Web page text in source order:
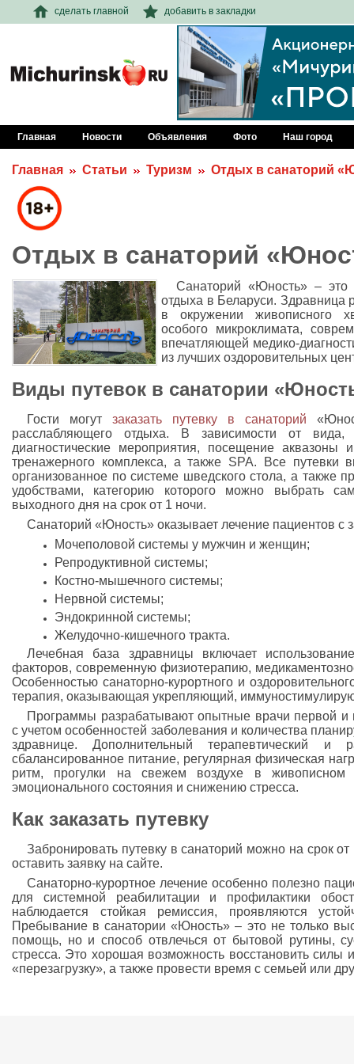
сделать главной добавить в закладки
Главная Новости Объявления Фото Наш город
Главная Статьи Туризм Отдых в санаторий
Отдых в санаторий
Санаторий «Юность» – это
отдыха в Беларуси. Здравница
в окружении живописного
особого микроклимата,
впечатляющей медико-
из лучших оздоровительных
Виды путевок в санатории
Гости могутзаказать путевку в санаторий
расслабляющего отдыха. В зависимости от вида,
диагностические мероприятия, посещение аквазоны
тренажерного комплекса, а также SPA. Все путевки
организованное по системе шведского стола, а также
удобствами, категорию которого можно выбрать
выходного дня на срок от 1 ночи.
Санаторий «Юность» оказывает лечение пациентов с
Мочеполовой системы у мужчин и женщин;
Репродуктивной системы;
Костно-мышечного системы;
Нервной системы;
Эндокринной системы;
Желудочно-кишечного тракта.
Лечебная база здравницы включает
факторов, современную физиотерапию,
Особенностью санаторно-курортного и
терапия, оказывающая укрепляющий,
Программы разрабатывают опытные врачи первой и
с учетом особенностей заболевания и количества
здравнице. Дополнительный терапевтический и
сбалансированное питание, регулярная физическая
ритм, прогулки на свежем воздухе в живописном
эмоционального состояния и снижению стресса.
Как заказать путевку
Забронировать путевку в санаторий можно на срок
оставить заявку на сайте.
Санаторно-курортное лечение особенно полезно
для системной реабилитации и профилактики
наблюдается стойкая ремиссия, проявляются
Пребывание в санатории «Юность» – это не только
помощь, но и способ отвлечься от бытовой рутины,
стресса. Это хорошая возможность восстановить силы
«перезагрузку», а также провести время с семьей или